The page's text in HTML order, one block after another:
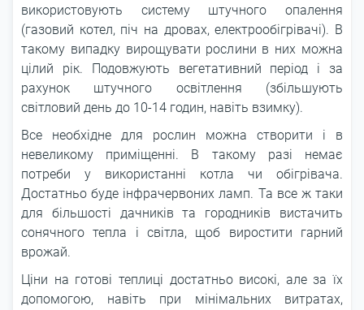
використовують систему штучного опалення
(газовий котел, піч на дровах, електрообігрівачі). В
такому випадку вирощувати рослини в них можна
цілий рік. Подовжують вегетативний період і за
рахунок штучного освітлення (збільшують
світловий день до 10-14 годин, навіть взимку).
Все необхідне для рослин можна створити і в
невеликому приміщенні. В такому разі немає
потреби у використанні котла чи обігрівача.
Достатньо буде інфрачервоних ламп. Та все ж таки
для більшості дачників та городників вистачить
сонячного тепла і світла, щоб виростити гарний
врожай.
Ціни на готові теплиці достатньо високі, але за їх
допомогою, навіть при мінімальних витратах,